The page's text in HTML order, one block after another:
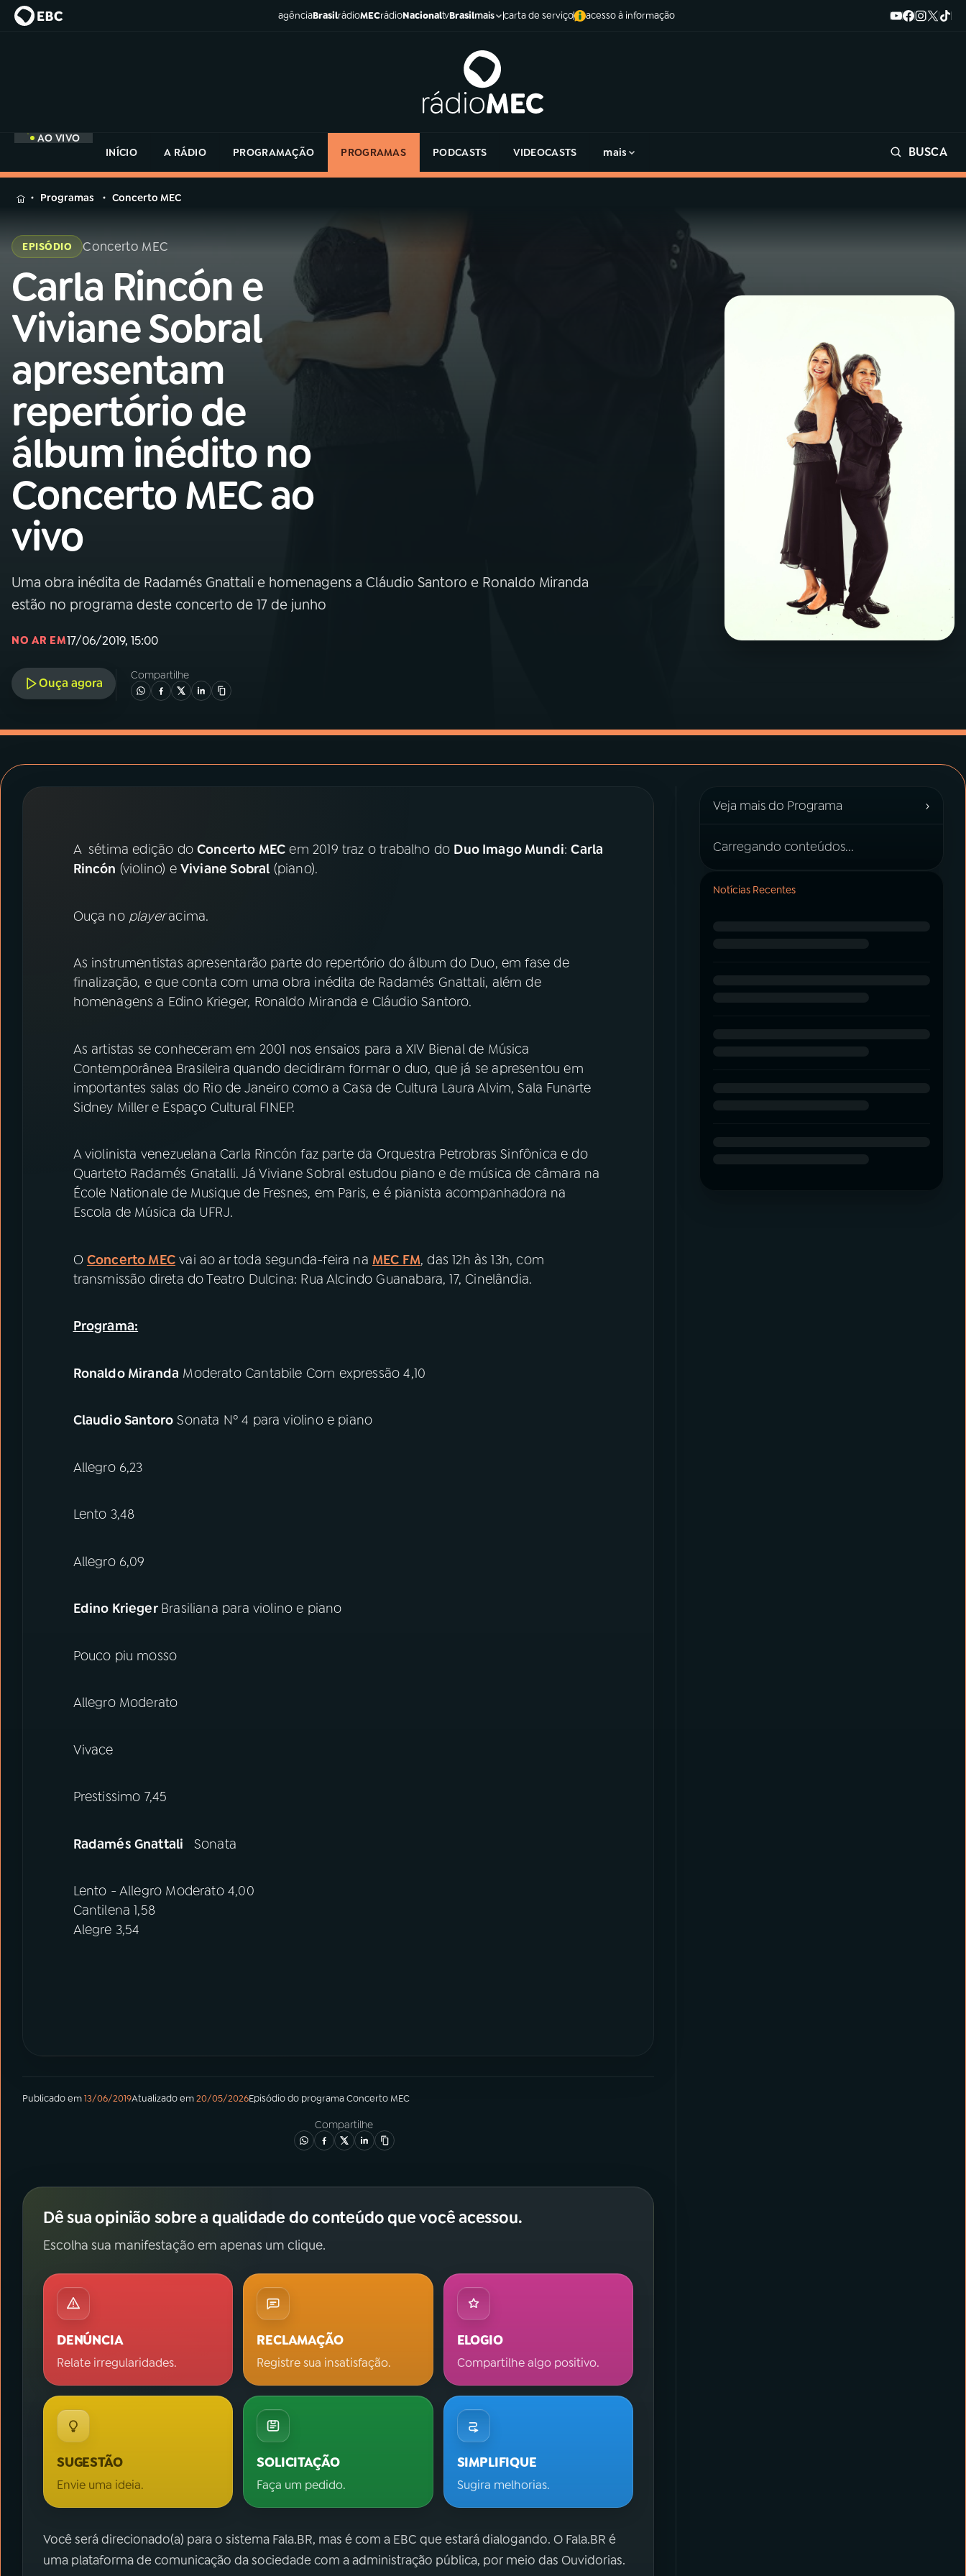
agênciaBrasilrádioMECrádioNacionaltvBrasilmais carta de serviço acesso à informação
AO VIVO
INÍCIO
A RÁDIO PROGRAMAÇÃO PROGRAMAS PODCASTS VIDEOCASTS mais BUSCA
MENU
Buscar
na
Rádio
MEC
Início
01 INÍCIO
02A RÁDIO
03 PROGRAMAÇÃO
04PROGRAMAS
05 PODCASTS
VIDEOCASTS
07ÚLTIMAS
PRÊMIO RÁDIO MEC
na
Rádio
Programas Concerto MEC
EPISÓDIO Concerto MEC
Carla Rincón e
Viviane Sobral
apresentam
repertório de
álbum inédito no
Concerto MEC ao
vivo
Uma obra inédita de Radamés Gnattali e homenagens a Cláudio Santoro e Ronaldo Miranda
estão no programa deste concerto de 17 de junho
NO AR EM17/06/2019, 15:00
Ouça agora
Compartilhe
A sétima edição doConcerto MEC em 2019 traz o trabalho do Duo Imago Mundi:Carla
Rincón (violino) e Viviane Sobral (piano).
Ouça no playeracima.
As instrumentistas apresentarão parte do repertório do álbum do Duo, em fase de
finalização, e que conta com uma obra inédita de Radamés Gnattali, além de
homenagens a Edino Krieger, Ronaldo Miranda e Cláudio Santoro.
As artistas se conheceram em 2001 nos ensaios para a XIV Bienal de Música
Contemporânea Brasileira quando decidiram formar o duo, que já se apresentou em
importantes salas do Rio de Janeiro como a Casa de Cultura Laura Alvim, Sala Funarte
Sidney Miller e Espaço Cultural FINEP.
A violinista venezuelana Carla Rincón faz parte da Orquestra Petrobras Sinfônica e do
Quarteto Radamés Gnatalli. Já Viviane Sobral estudou piano e de música de câmara na
École Nationale de Musique de Fresnes, em Paris, e é pianista acompanhadora na
Escola de Música da UFRJ.
O Concerto MEC vai ao ar toda segunda-feira na MEC FM, das 12h às 13h, com
transmissão direta do Teatro Dulcina: Rua Alcindo Guanabara, 17, Cinelândia.
Programa:
Ronaldo Miranda Moderato Cantabile Com expressão 4,10
Claudio Santoro Sonata Nº 4 para violino e piano
Allegro 6,23
Lento 3,48
Allegro 6,09
Edino KriegerBrasiliana para violino e piano
Pouco piu mosso
Allegro Moderato
Vivace
Prestissimo 7,45
Radamés Gnattali Sonata
Lento - Allegro Moderato 4,00
Cantilena 1,58
Alegre 3,54
Publicado em13/06/2019Atualizado em20/05/2026Episódiodo programaConcerto MEC
Compartilhe
Dê sua opinião sobre a qualidade do conteúdo que você acessou.
Escolha sua manifestação em apenas um clique.
DENÚNCIA
Relate irregularidades.
RECLAMAÇÃO
Registre sua insatisfação.
ELOGIO
Compartilhe algo positivo.
SUGESTÃO
Envie uma ideia.
SOLICITAÇÃO
Faça um pedido.
SIMPLIFIQUE
Sugira melhorias.
Você será direcionado(a) para o sistema Fala.BR, mas é com a EBC que estará dialogando. O Fala.BR é
uma plataforma de comunicação da sociedade com a administração pública, por meio das Ouvidorias.
Veja mais do Programa ›
Carregando conteúdos...
Notícias Recentes